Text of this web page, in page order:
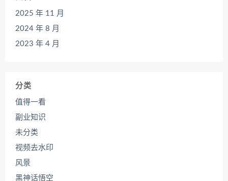
2025 年 11 月
2024 年 8 月
2023 年 4 月
分类
值得一看
副业知识
未分类
视频去水印
风景
黑神话悟空